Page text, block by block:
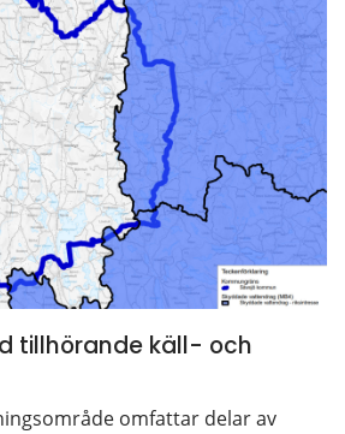
tillhörande käll- och
omfattar delar av